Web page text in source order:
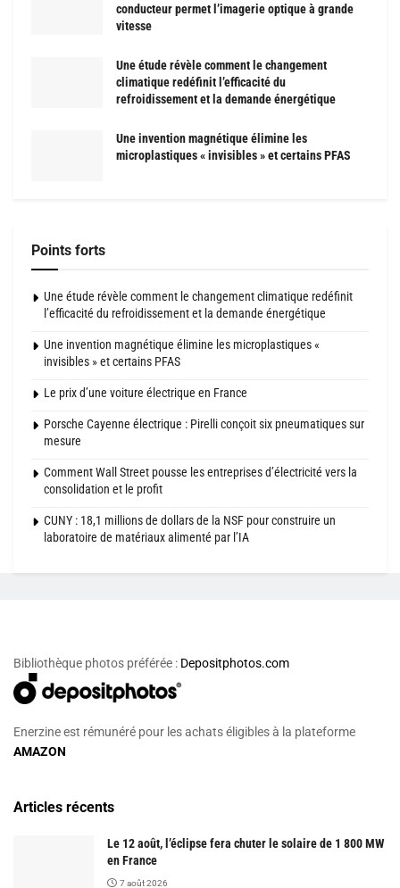
conducteur permet l’imagerie optique à grande
vitesse
Une étude révèle comment le changement
climatique redéfinit l’efficacité du
refroidissement et la demande énergétique
Une invention magnétique élimine les
microplastiques « invisibles » et certains PFAS
Points forts
Une étude révèle comment le changement climatique redéfinit
l’efficacité du refroidissement et la demande énergétique
Une invention magnétique élimine les microplastiques «
invisibles » et certains PFAS
Le prix d’une voiture électrique en France
Porsche Cayenne électrique : Pirelli conçoit six pneumatiques sur
mesure
Comment Wall Street pousse les entreprises d’électricité vers la
consolidation et le profit
CUNY : 18,1 millions de dollars de la NSF pour construire un
laboratoire de matériaux alimenté par l’IA
Bibliothèque photos préférée : Depositphotos.com
Enerzine est rémunéré pour les achats éligibles à la plateforme
AMAZON
Articles récents
Le 12 août, l’éclipse fera chuter le solaire de 1 800 MW
en France
7 août 2026